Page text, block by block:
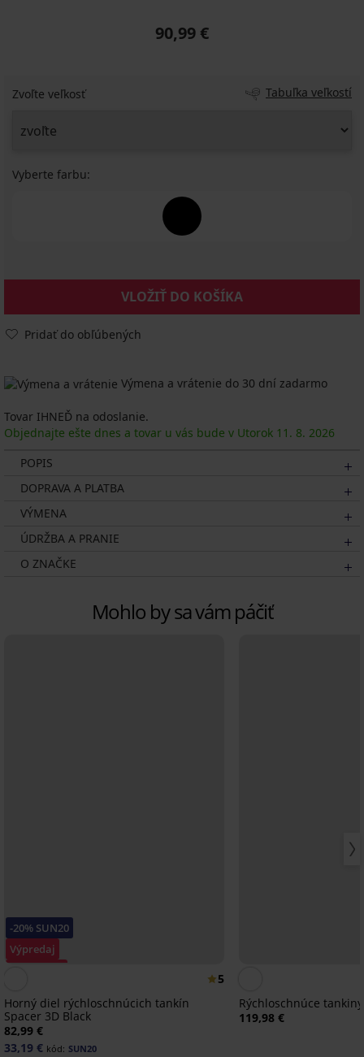
90,99 €
Zvoľte veľkosť Tabuľka veľkostí
Vyberte farbu:
VLOŽIŤ DO KOŠÍKA
Pridať do obľúbených
Výmena a vrátenie do 30 dní zadarmo
Tovar IHNEĎ na odoslanie.
Objednajte ešte dnes a tovar u vás bude v Utorok 11. 8. 2026
POPIS
DOPRAVA A PLATBA
VÝMENA
ÚDRŽBA A PRANIE
O ZNAČKE
Mohlo by sa vám páčiť
-20% SUN20
Výpredaj
5
Horný diel rýchloschnúcich tankín
Spacer 3D Black
82,99 €
33,19 € kód: SUN20
Rýchloschnúce
119,98 €